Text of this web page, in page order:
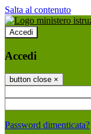
Salta al contenuto
Accedi
Accedi
button close ×
Password dimenticata?